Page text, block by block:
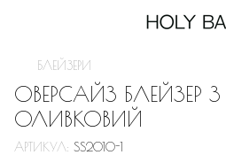
БЛЕЙЗЕРИ
ОВЕРСАЙЗ БЛЕЙЗЕР
ОЛИВКОВИЙ
АРТИКУЛ: SS2010-1